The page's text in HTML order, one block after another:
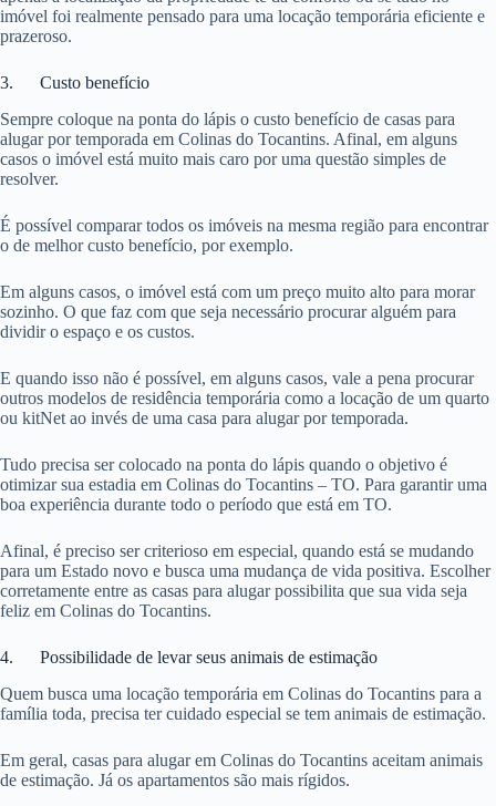
imóvel foi realmente pensado para uma locação temporária eficiente e
prazeroso.
3. Custo benefício
Sempre coloque na ponta do lápis o custo benefício de casas para
alugar por temporada em Colinas do Tocantins. Afinal, em alguns
casos o imóvel está muito mais caro por uma questão simples de
resolver.
É possível comparar todos os imóveis na mesma região para encontrar
o de melhor custo benefício, por exemplo.
Em alguns casos, o imóvel está com um preço muito alto para morar
sozinho. O que faz com que seja necessário procurar alguém para
dividir o espaço e os custos.
E quando isso não é possível, em alguns casos, vale a pena procurar
outros modelos de residência temporária como a locação de um quarto
ou kitNet ao invés de uma casa para alugar por temporada.
Tudo precisa ser colocado na ponta do lápis quando o objetivo é
otimizar sua estadia em Colinas do Tocantins – TO. Para garantir uma
boa experiência durante todo o período que está em TO.
Afinal, é preciso ser criterioso em especial, quando está se mudando
para um Estado novo e busca uma mudança de vida positiva. Escolher
corretamente entre as casas para alugar possibilita que sua vida seja
feliz em Colinas do Tocantins.
4. Possibilidade de levar seus animais de estimação
Quem busca uma locação temporária em Colinas do Tocantins para a
família toda, precisa ter cuidado especial se tem animais de estimação.
Em geral, casas para alugar em Colinas do Tocantins aceitam animais
de estimação. Já os apartamentos são mais rígidos.